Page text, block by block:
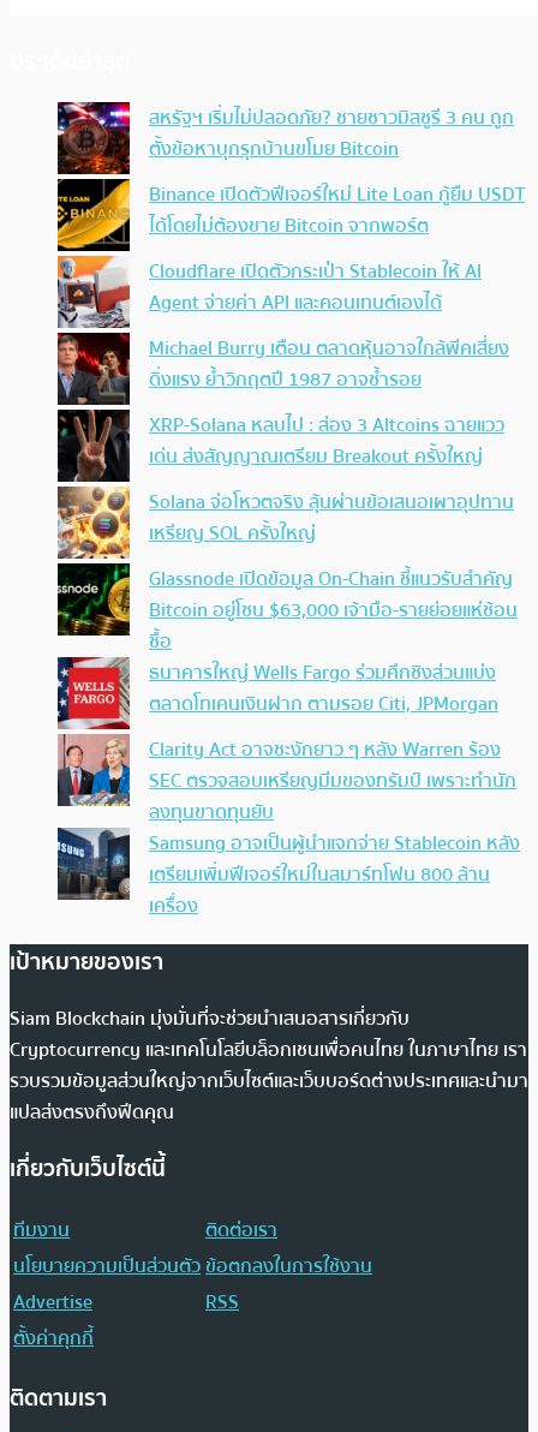
สหรัฐฯ เริ่มไม่ปลอดภัย? ชายชาวมิสซูรี 3 คน ถูก
ตั้งข้อหาบุกรุกบ้านขโมย Bitcoin
Binance เปิดตัวฟีเจอร์ใหม่ Lite Loan กู้ยืม USDT
ได้โดยไม่ต้องขาย Bitcoin จากพอร์ต
Cloudflare เปิดตัวกระเป๋า Stablecoin ให้ AI
Agent จ่ายค่า API และคอนเทนต์เองได้
Michael Burry เตือน ตลาดหุ้นอาจใกล้พีคเสี่ยง
ดิ่งแรง ย้ำวิกฤตปี 1987 อาจซ้ำรอย
XRP-Solana หลบไป : ส่อง 3 Altcoins ฉายแวว
เด่น ส่งสัญญาณเตรียม Breakout ครั้งใหญ่
Solana จ่อโหวตจริง ลุ้นผ่านข้อเสนอเผาอุปทาน
เหรียญ SOL ครั้งใหญ่
Glassnode เปิดข้อมูล On-Chain ชี้แนวรับสำคัญ
Bitcoin อยู่โซน $63,000 เจ้ามือ-รายย่อยแห่ช้อน
ซื้อ
ธนาคารใหญ่ Wells Fargo ร่วมศึกชิงส่วนแบ่ง
ตลาดโทเคนเงินฝาก ตามรอย Citi, JPMorgan
Clarity Act อาจชะงักยาว ๆ หลัง Warren ร้อง
SEC ตรวจสอบเหรียญมีมของทรัมป์ เพราะทำนัก
ลงทุนขาดทุนยับ
Samsung อาจเป็นผู้นำแจกจ่าย Stablecoin หลัง
เตรียมเพิ่มฟีเจอร์ใหม่ในสมาร์ทโฟน 800 ล้าน
เครื่อง
เป้าหมายของเรา
Siam Blockchain มุ่งมั่นที่จะช่วยนำเสนอสารเกี่ยวกับ
Cryptocurrency และเทคโนโลยีบล็อกเชนเพื่อคนไทย ในภาษาไทย เรา
รวบรวมข้อมูลส่วนใหญ่จากเว็บไซต์และเว็บบอร์ดต่างประเทศและนำมา
แปลส่งตรงถึงฟีดคุณ
เกี่ยวกับเว็บไซต์นี้
ทีมงาน
ติดต่อเรา
นโยบายความเป็นส่วนตัวข้อตกลงในการใช้งาน
Advertise
RSS
ตั้งค่าคุกกี้
ติดตามเรา